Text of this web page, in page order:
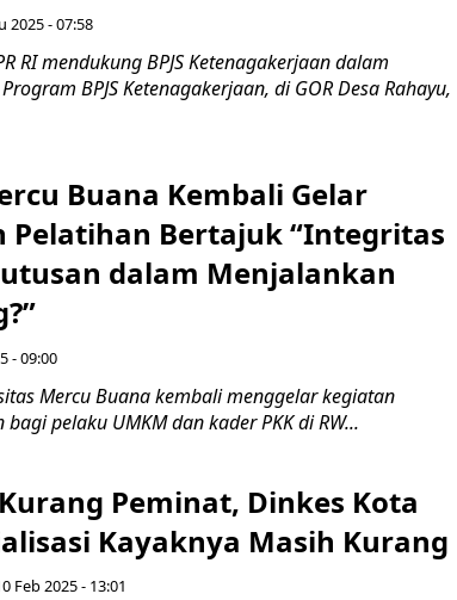
2025 - 07:58
RI mendukung BPJS Ketenagakerjaan dalam
BPJS Ketenagakerjaan, di GOR Desa Rahayu,
Buana Kembali Gelar
Pelatihan Bertajuk “Integritas
dalam Menjalankan
- 09:00
Mercu Buana kembali menggelar kegiatan
pelaku UMKM dan kader PKK di RW...
Peminat, Dinkes Kota
Kayaknya Masih Kurang
Feb 2025 - 13:01